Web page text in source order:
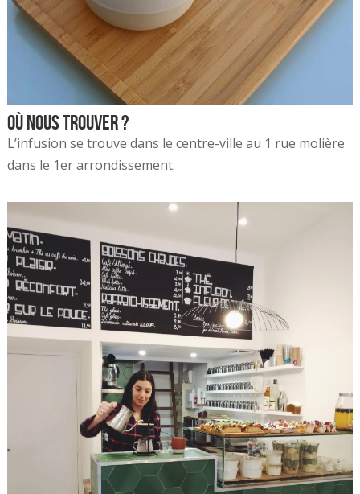
Où nous trouver ?
L’infusion se trouve dans le centre-ville au 1 rue molière
dans le 1er arrondissement.